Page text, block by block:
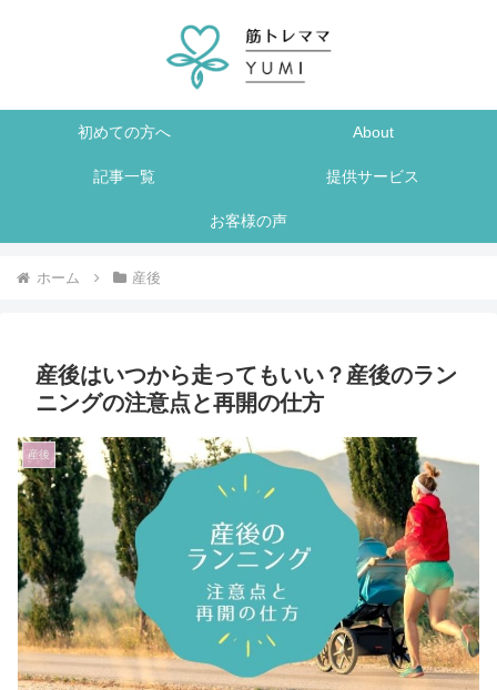
初めての方へ About
記事一覧 提供サービス
お客様の声
ホーム 産後
産後はいつから走ってもいい？産後のラン
ニングの注意点と再開の仕方
産後